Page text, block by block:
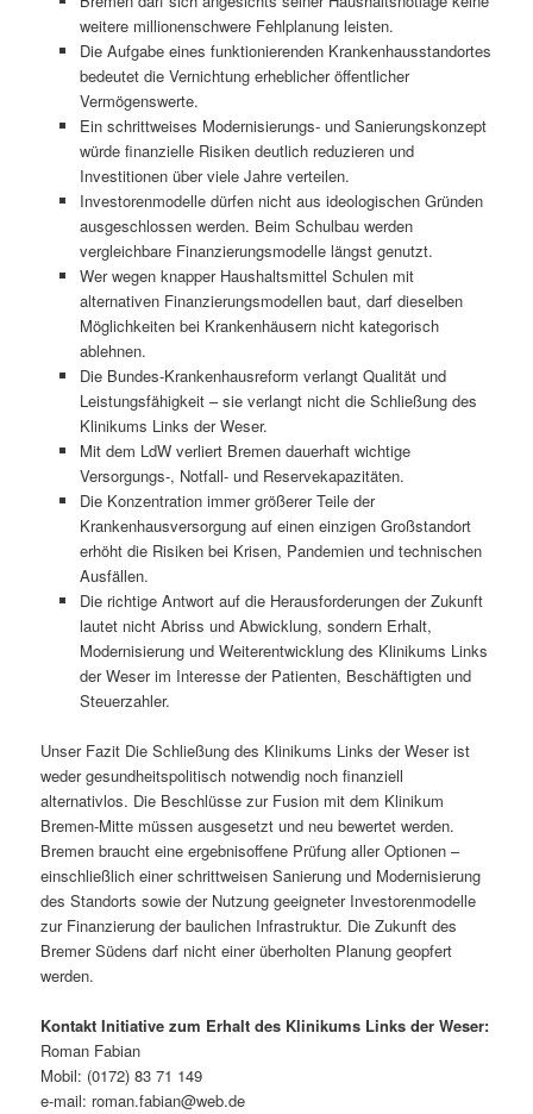
weitere millionenschwere Fehlplanung leisten.
Die Aufgabe eines funktionierenden Krankenhausstandortes
bedeutet die Vernichtung erheblicher öffentlicher
Vermögenswerte.
Ein schrittweises Modernisierungs- und Sanierungskonzept
würde finanzielle Risiken deutlich reduzieren und
Investitionen über viele Jahre verteilen.
Investorenmodelle dürfen nicht aus ideologischen Gründen
ausgeschlossen werden. Beim Schulbau werden
vergleichbare Finanzierungsmodelle längst genutzt.
Wer wegen knapper Haushaltsmittel Schulen mit
alternativen Finanzierungsmodellen baut, darf dieselben
Möglichkeiten bei Krankenhäusern nicht kategorisch
ablehnen.
Die Bundes-Krankenhausreform verlangt Qualität und
Leistungsfähigkeit – sie verlangt nicht die Schließung des
Klinikums Links der Weser.
Mit dem LdW verliert Bremen dauerhaft wichtige
Versorgungs-, Notfall- und Reservekapazitäten.
Die Konzentration immer größerer Teile der
Krankenhausversorgung auf einen einzigen Großstandort
erhöht die Risiken bei Krisen, Pandemien und technischen
Ausfällen.
Die richtige Antwort auf die Herausforderungen der Zukunft
lautet nicht Abriss und Abwicklung, sondern Erhalt,
Modernisierung und Weiterentwicklung des Klinikums Links
der Weser im Interesse der Patienten, Beschäftigten und
Steuerzahler.
Unser Fazit Die Schließung des Klinikums Links der Weser ist
weder gesundheitspolitisch notwendig noch finanziell
alternativlos. Die Beschlüsse zur Fusion mit dem Klinikum
Bremen-Mitte müssen ausgesetzt und neu bewertet werden.
Bremen braucht eine ergebnisoffene Prüfung aller Optionen –
einschließlich einer schrittweisen Sanierung und Modernisierung
des Standorts sowie der Nutzung geeigneter Investorenmodelle
zur Finanzierung der baulichen Infrastruktur. Die Zukunft des
Bremer Südens darf nicht einer überholten Planung geopfert
werden.
Kontakt Initiative zum Erhalt des Klinikums Links der Weser:
Roman Fabian
Mobil: (0172) 83 71 149
e-mail: roman.fabian@web.de